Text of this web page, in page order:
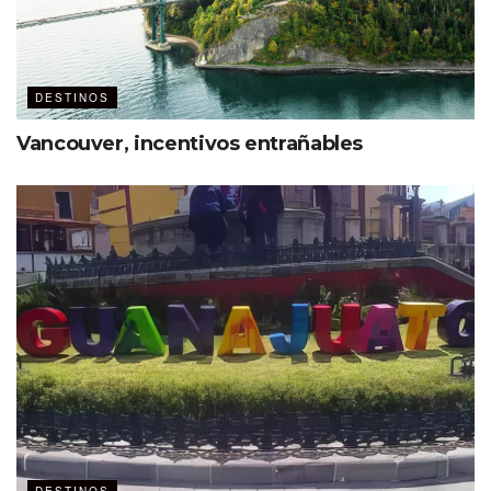
Ver esta publicación en Instagram
DESTINOS
Vancouver, incentivos entrañables